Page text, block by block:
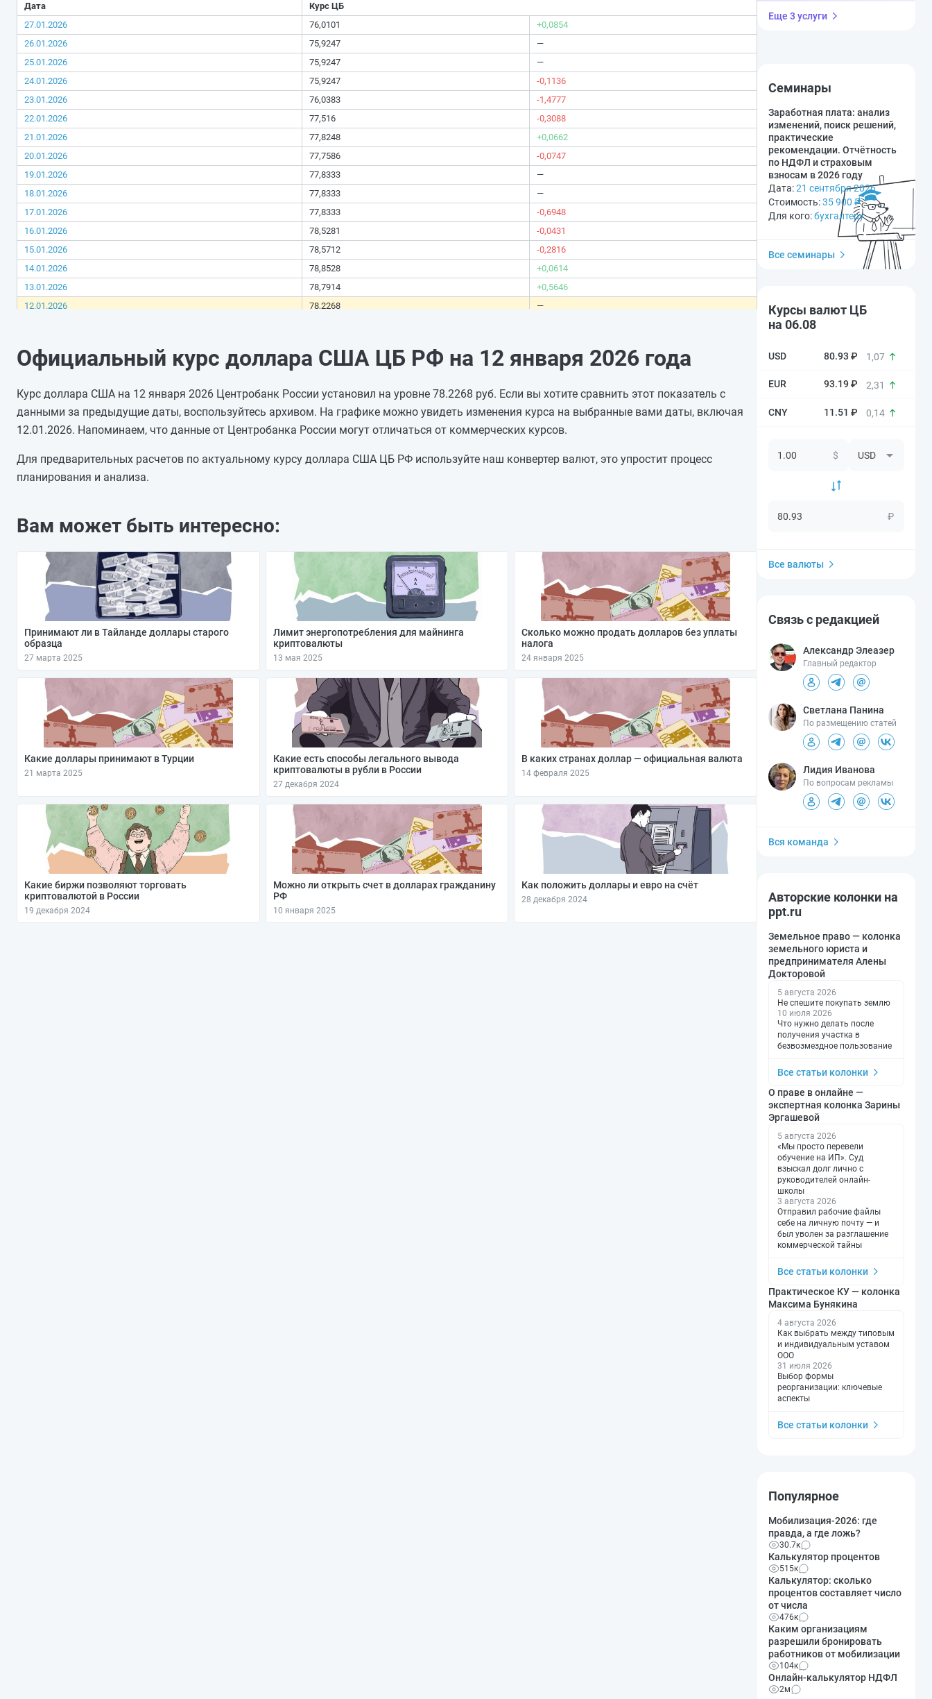
Дата
Курс ЦБ
27.01.2026
76,0101
+0,0854
26.01.2026
75,9247
—
25.01.2026
75,9247
—
24.01.2026
75,9247
-0,1136
23.01.2026
76,0383
-1,4777
22.01.2026
77,516
-0,3088
21.01.2026
77,8248
+0,0662
20.01.2026
77,7586
-0,0747
19.01.2026
77,8333
—
18.01.2026
77,8333
—
17.01.2026
77,8333
-0,6948
16.01.2026
78,5281
-0,0431
15.01.2026
78,5712
-0,2816
14.01.2026
78,8528
+0,0614
13.01.2026
78,7914
+0,5646
12.01.2026
78,2268
—
09.01.2026
78,2268
—
07.01.2026
78,2268
—
06.01.2026
78,2268
—
05.01.2026
78,2268
—
04.01.2026
78,2268
—
03.01.2026
31.12.2025
30.12.2025
77,4467
-0,2457
29.12.2025
—
Официальный курс доллара США ЦБ РФ на 12 января 2026 года
Курс доллара США на 12 января 2026 Центробанк России установил на уровне 78.2268 руб. Если вы хотите сравнить этот показатель с
данными за предыдущие даты, воспользуйтесь архивом. На графике можно увидеть изменения курса на выбранные вами даты, включая
12.01.2026. Напоминаем, что данные от Центробанка России могут отличаться от коммерческих курсов.
Для предварительных расчетов по актуальному курсу доллара США ЦБ РФ используйте наш конвертер валют, это упростит процесс
планирования и анализа.
Вам может быть интересно:
Принимают ли в Тайланде доллары старого
образца
27 марта 2025
Лимит энергопотребления для майнинга
криптовалюты
13 мая 2025
Сколько можно продать долларов без уплаты
налога
24 января 2025
Какие доллары принимают в Турции
21 марта 2025
Какие есть способы легального вывода
криптовалюты в рубли в России
27 декабря 2024
В каких странах доллар — официальная валюта
14 февраля 2025
Какие биржи позволяют торговать
криптовалютой в России
19 декабря 2024
Можно ли открыть счет в долларах гражданину
РФ
10 января 2025
Как положить доллары и евро на счёт
28 декабря 2024
Еще 3 услуги
Семинары
Заработная плата: анализ
изменений, поиск решений,
практические
рекомендации. Отчётность
по НДФЛ и страховым
взносам в 2026 году
Дата:21 сентября 2026
Стоимость:35 900 ₽
Для кого:бухгалтеру
Все семинары
Курсы валют ЦБ
на 06.08
80.93 ₽ 1,07
93.19 ₽ 2,31
11.51 ₽ 0,14
$
₽
Все валюты
Связь с редакцией
Александр Элеазер
Главный редактор
Светлана Панина
По размещению статей
Лидия Иванова
По вопросам рекламы
Вся команда
Авторские колонки на
ppt.ru
Земельное право — колонка
земельного юриста и
предпринимателя Алены
Докторовой
5 августа 2026
Не спешите покупать землю
10 июля 2026
Что нужно делать после
получения участка в
безвозмездное пользование
Все статьи колонки
О праве в онлайне —
экспертная колонка Зарины
Эргашевой
5 августа 2026
«Мы просто перевели
обучение на ИП». Суд
взыскал долг лично с
руководителей онлайн-
школы
3 августа 2026
Отправил рабочие файлы
себе на личную почту — и
был уволен за разглашение
коммерческой тайны
Все статьи колонки
Практическое КУ — колонка
Максима Бунякина
4 августа 2026
Как выбрать между типовым
и индивидуальным уставом
ООО
31 июля 2026
Выбор формы
реорганизации: ключевые
аспекты
Все статьи колонки
Популярное
Мобилизация-2026: где
правда, а где ложь?
30.7к
Калькулятор процентов
515к
Калькулятор: сколько
процентов составляет число
от числа
476к
Каким организациям
разрешили бронировать
работников от мобилизации
104к
Онлайн-калькулятор НДФЛ
2м